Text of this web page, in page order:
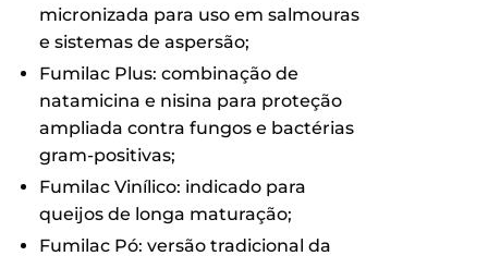
micronizada para uso em salmouras
e sistemas de aspersão;
Fumilac Plus: combinação de
natamicina e nisina para proteção
ampliada contra fungos e bactérias
gram-positivas;
Fumilac Vinílico: indicado para
queijos de longa maturação;
Fumilac Pó: versão tradicional da